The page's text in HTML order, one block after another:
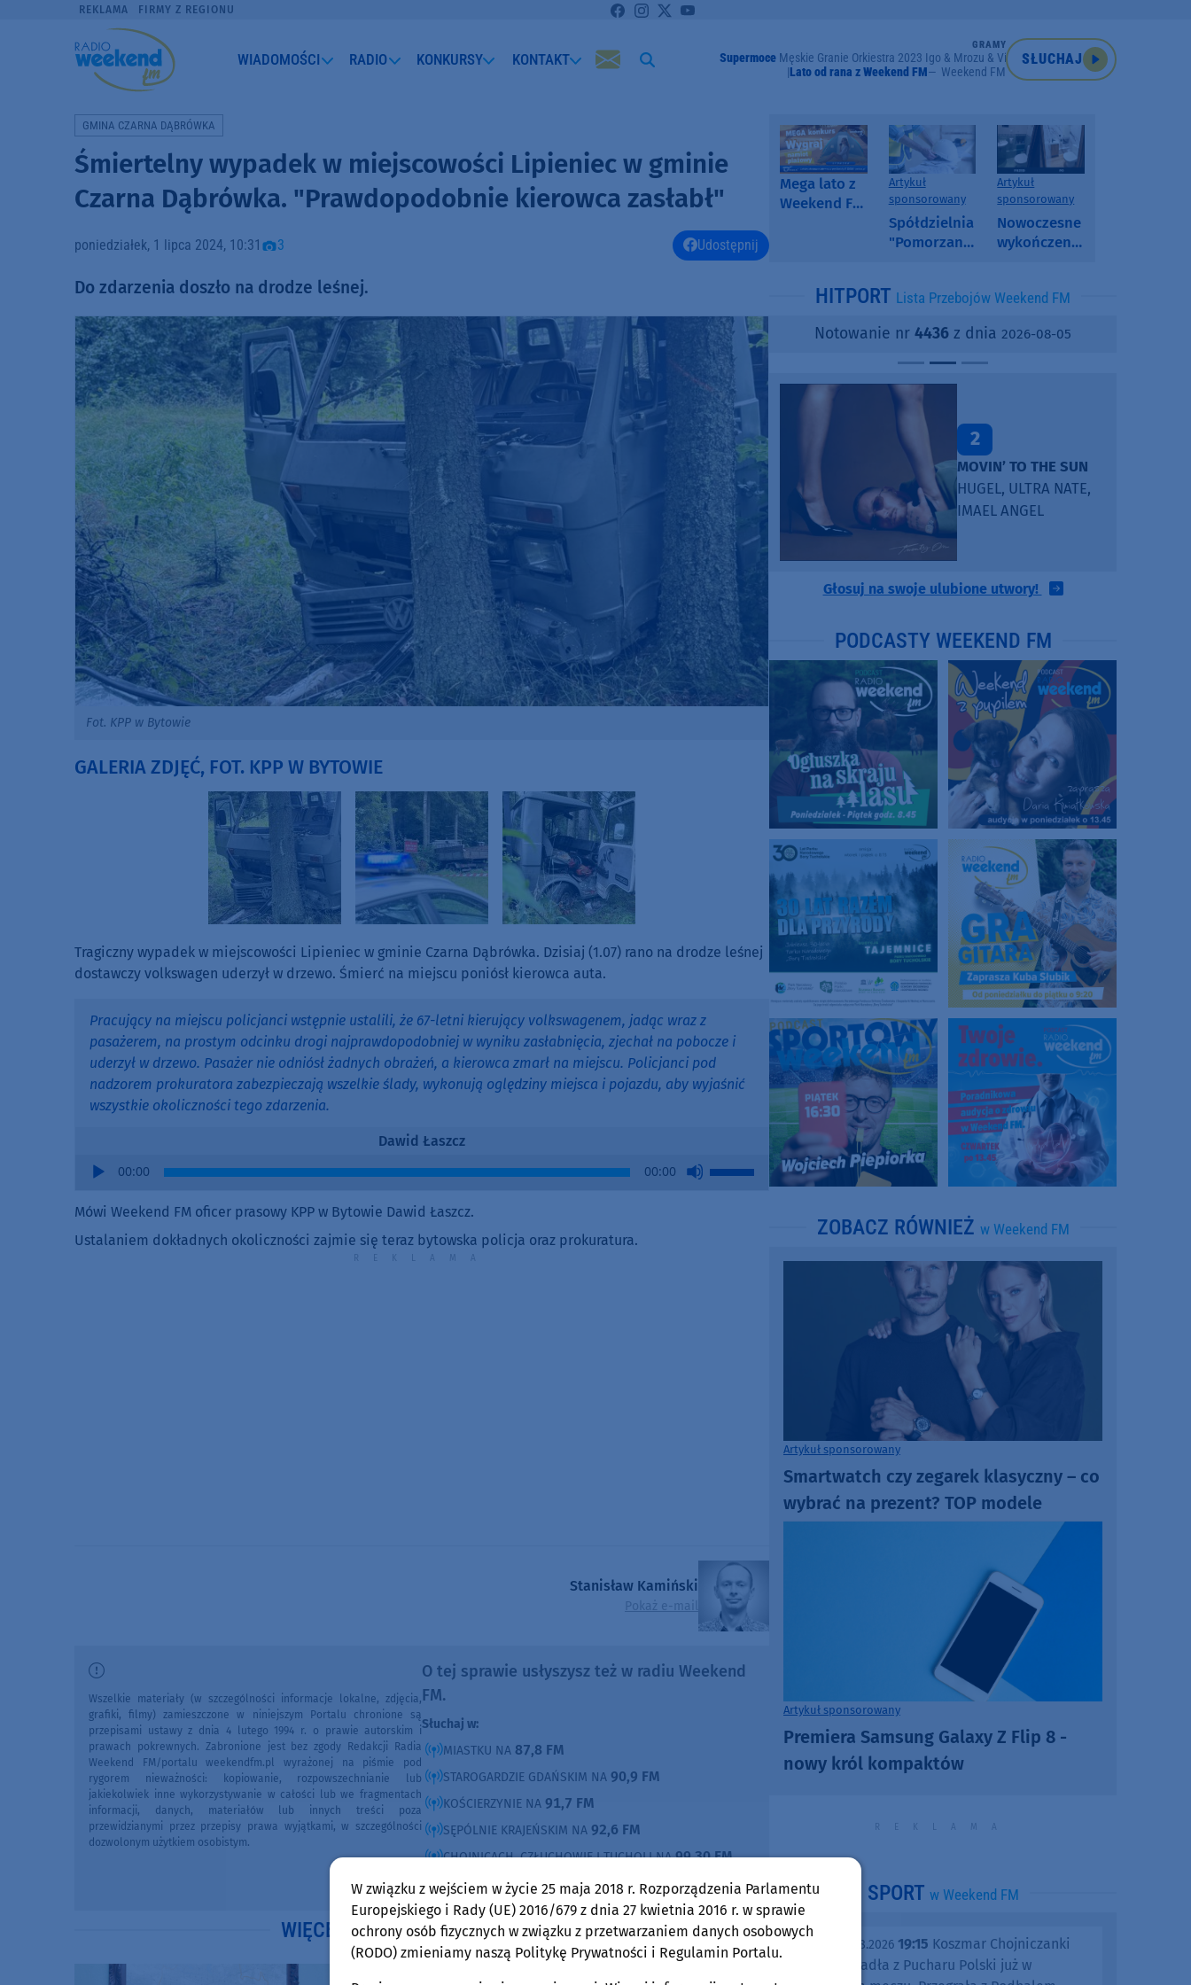
REKLAMA FIRMY Z REGIONU
WIADOMOŚCI RADIO KONKURSY KONTAKT
GRAMY
Supermoce Męskie Granie Orkiestra 2023 Igo & Mrozu & Vito Bambino
Lato od rana z Weekend FM
Weekend FM
SŁUCHAJ
GMINA CZARNA DĄBRÓWKA
Śmiertelny wypadek w miejscowości Lipieniec w gminie
Czarna Dąbrówka. "Prawdopodobnie kierowca zasłabł"
poniedziałek, 1 lipca 2024, 10:31 3 Udostępnij
Do zdarzenia doszło na drodze leśnej.
Fot. KPP w Bytowie
GALERIA ZDJĘĆ, FOT. KPP W BYTOWIE
Tragiczny wypadek w miejscowości Lipieniec w gminie Czarna Dąbrówka. Dzisiaj (1.07) rano na drodze leśnej
dostawczy volkswagen uderzył w drzewo. Śmierć na miejscu poniósł kierowca auta.
Pracujący na miejscu policjanci wstępnie ustalili, że 67-letni kierujący volkswagenem, jadąc wraz z
pasażerem, na prostym odcinku drogi najprawdopodobniej w wyniku zasłabnięcia, zjechał na pobocze i
uderzył w drzewo. Pasażer nie odniósł żadnych obrażeń, a kierowca zmarł na miejscu. Policjanci pod
nadzorem prokuratora zabezpieczają wszelkie ślady, wykonują oględziny miejsca i pojazdu, aby wyjaśnić
wszystkie okoliczności tego zdarzenia.
Dawid Łaszcz
Audio
00:00 00:00
Use
Up/Down
Mówi Weekend FM oficer prasowy KPP w Bytowie Dawid Łaszcz.
Ustalaniem dokładnych okoliczności zajmie się teraz bytowska policja oraz prokuratura.
Stanisław Kamiński
Pokaż e-mail
O tej sprawie usłyszysz też w radiu Weekend
FM.
Słuchaj w:
MIASTKU NA 87,8 FM
STAROGARDZIE GDAŃSKIM NA 90,9 FM
KOŚCIERZYNIE NA 91,7 FM
SĘPÓLNIE KRAJEŃSKIM NA 92,6 FM
CHOJNICACH, CZŁUCHOWIE I TUCHOLI NA99,30 FM
BYTOWIE NA105,8 FM
Wszelkie materiały (w szczególności informacje lokalne, zdjęcia,
grafiki, filmy) zamieszczone w niniejszym Portalu chronione są
przepisami ustawy z dnia 4 lutego 1994 r. o prawie autorskim i
prawach pokrewnych. Zabronione jest bez zgody Redakcji Radia
Weekend FM/portalu weekendfm.pl wyrażonej na piśmie pod
rygorem nieważności: kopiowanie, rozpowszechnianie lub
jakiekolwiek inne wykorzystywanie w całości lub we fragmentach
informacji, danych, materiałów lub innych treści poza
przewidzianymi przez przepisy prawa wyjątkami, w szczególności
dozwolonym użytkiem osobistym.
WIĘCEJ WIADOMOŚCIw Weekend FM
Mega lato z
Weekend FM
Artykuł
sponsorowany
Spółdzielnia
"Pomorzanka"
informuje o
i ofertach
najmu
Artykuł
sponsorowany
Nowoczesne
wykończenia
SPC, WPC i
kamienny
HITPORT Lista Przebojów Weekend FM
Notowanie nr 4436 z dnia 2026-08-05
2
MOVIN’ TO THE SUN
HUGEL, ULTRA NATE,
IMAEL ANGEL
Głosuj na swoje ulubione utwory!
PODCASTY WEEKEND FM
ZOBACZ RÓWNIEŻ w Weekend FM
Artykuł sponsorowany
Smartwatch czy zegarek klasyczny – co
wybrać na prezent? TOP modele
Artykuł sponsorowany
Premiera Samsung Galaxy Z Flip 8 -
nowy król kompaktów
SPORT w Weekend FM
środa, 05.08.2026 19:15 Koszmar Chojniczanki
trwa. Odpadła z Pucharu Polski już w
W związku z wejściem w życie 25 maja 2018 r. Rozporządzenia Parlamentu
Europejskiego i Rady (UE) 2016/679 z dnia 27 kwietnia 2016 r. w sprawie
ochrony osób fizycznych w związku z przetwarzaniem danych osobowych
(RODO) zmieniamy naszą Politykę Prywatności i Regulamin Portalu.